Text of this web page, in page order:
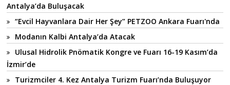
Antalya’da Buluşacak
“Evcil Hayvanlara Dair Her Şey” PETZOO Ankara Fuarı'nda
Modanın Kalbi Antalya’da Atacak
Ulusal Hidrolik Pnömatik Kongre ve Fuarı 16-19 Kasım’da
İzmir’de
Turizmciler 4. Kez Antalya Turizm Fuarı’nda Buluşuyor